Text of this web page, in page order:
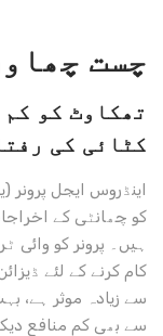
چست
تھکاوٹ کو
کٹائی کی
اینڈروس ایجل پرونر
کو چھانٹی کے
ہیں۔ پرونر کو وائی
کام کرنے کے لئے
سے زیادہ موثر ہے،
سے بھی کم منافع